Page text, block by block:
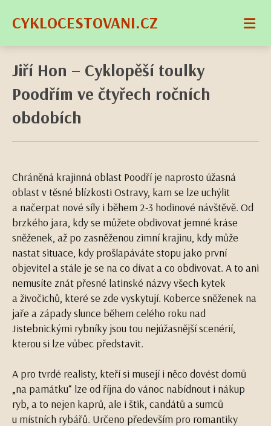
CYKLOCESTOVANI.CZ
Jiří Hon – Cyklopěší toulky
Poodřím ve čtyřech ročních
obdobích
Chráněná krajinná oblast Poodří je naprosto úžasná
oblast v těsné blízkosti Ostravy, kam se lze uchýlit
a načerpat nové síly i během 2-3 hodinové návštěvě. Od
brzkého jara, kdy se můžete obdivovat jemné kráse
sněženek, až po zasněženou zimní krajinu, kdy může
nastat situace, kdy prošlapáváte stopu jako první
objevitel a stále je se na co dívat a co obdivovat. A to ani
nemusíte znát přesné latinské názvy všech kytek
a živočichů, které se zde vyskytují. Koberce sněženek na
jaře a západy slunce během celého roku nad
Jistebnickými rybníky jsou tou nejúžasnější scenérií,
kterou si lze vůbec představit.
A pro tvrdé realisty, kteří si musejí i něco dovést domů
„na památku“ lze od října do vánoc nabídnout i nákup
ryb, a to nejen kaprů, ale i štik, candátů a sumců
u místních rybářů. Určeno především pro romantiky